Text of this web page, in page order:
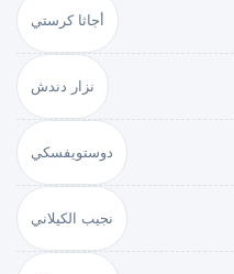
أجاثا كرستي
نزار دندش
دوستويفسكي
نجيب الكيلاني